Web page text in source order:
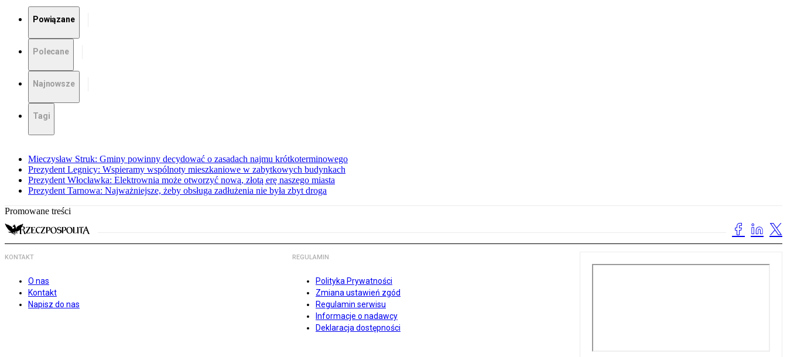
Powiązane
Polecane
Najnowsze
Tagi
Mieczysław Struk: Gminy powinny decydować o zasadach najmu krótkoterminowego
Prezydent Legnicy: Wspieramy wspólnoty mieszkaniowe w zabytkowych budynkach
Prezydent Włocławka: Elektrownia może otworzyć nową, złotą erę naszego miasta
Prezydent Tarnowa: Najważniejsze, żeby obsługa zadłużenia nie była zbyt droga
Promowane treści
KONTAKT
O nas
Kontakt
Napisz do nas
REGULAMIN
Polityka Prywatności
Zmiana ustawień zgód
Regulamin serwisu
Informacje o nadawcy
Deklaracja dostępności